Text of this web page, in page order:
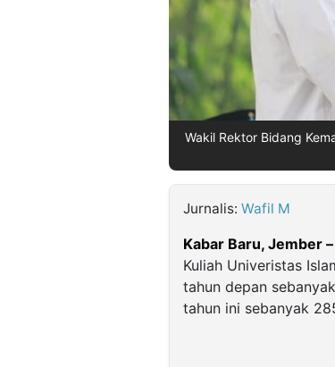
Wakil Rektor Bidang
Jurnalis: Wafil M
Kabar Baru, Jember –
Kuliah Univeristas
tahun depan
tahun ini sebanyak